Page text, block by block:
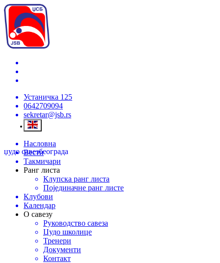
Устаничка 125
0642709094
sekretar@jsb.rs
џудо савезбеограда
Насловна
Вести
Такмичари
Ранг листа
Клупска ранг листа
Појединачне ранг листе
Клубови
Календар
О савезу
Руководство савеза
Џудо школице
Тренери
Документи
Контакт